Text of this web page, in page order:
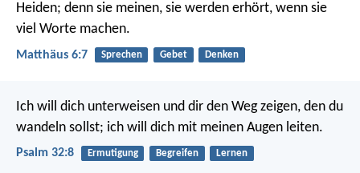
Heiden; denn sie meinen, sie werden erhört, wenn sie
viel Worte machen.
Matthäus 6:7 Sprechen Gebet Denken
Ich will dich unterweisen und dir den Weg zeigen, den du
wandeln sollst; ich will dich mit meinen Augen leiten.
Psalm 32:8 Ermutigung Begreifen Lernen